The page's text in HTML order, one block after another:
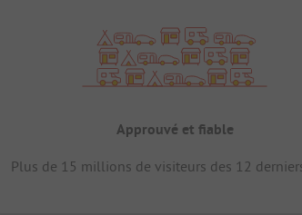
Approuvé et fiable
Plus de 15 millions de visiteurs des 12